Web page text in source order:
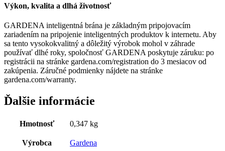
Výkon, kvalita a dlhá životnosť
GARDENA inteligentná brána je základným pripojovacím
zariadením na pripojenie inteligentných produktov k internetu. Aby
sa tento vysokokvalitný a dôležitý výrobok mohol v záhrade
používať dlhé roky, spoločnosť GARDENA poskytuje záruku: po
registrácii na stránke gardena.com/registration do 3 mesiacov od
zakúpenia. Záručné podmienky nájdete na stránke
gardena.com/warranty.
Ďalšie informácie
Hmotnosť 0,347 kg
Výrobca Gardena